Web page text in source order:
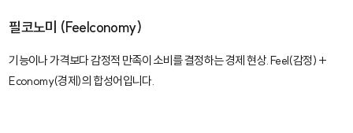
필코노미 (Feelconomy)
기능이나 가격보다 감정적 만족이 소비를 결정하는 경제 현상. Feel(감정) +
Economy(경제)의 합성어입니다.